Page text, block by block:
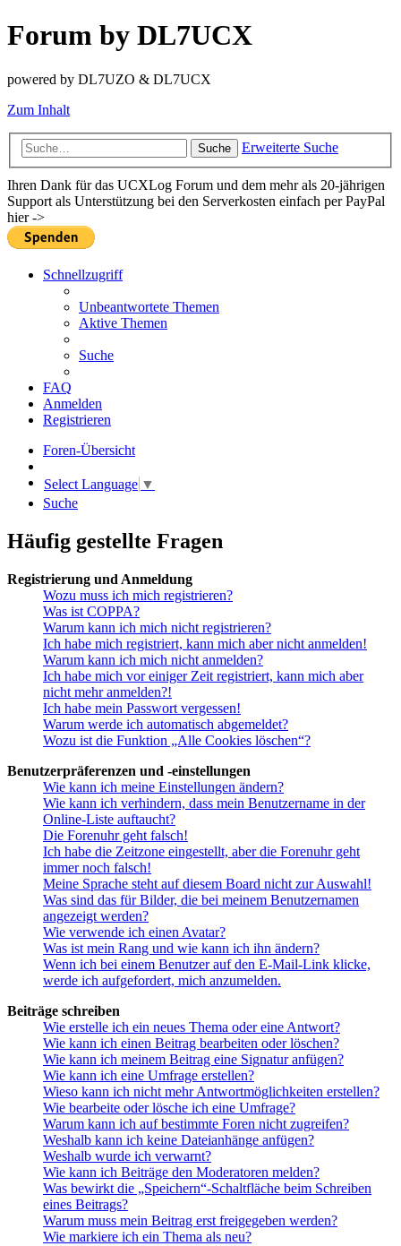
Forum by DL7UCX
powered by DL7UZO & DL7UCX
Zum Inhalt
Suche Erweiterte Suche
Ihren Dank für das UCXLog Forum und dem mehr als 20-jährigen
Support als Unterstützung bei den Serverkosten einfach per PayPal
hier ->
Schnellzugriff
Unbeantwortete Themen
Aktive Themen
Suche
FAQ
Anmelden
Registrieren
Foren-Übersicht
Select Language ▼
Suche
Häufig gestellte Fragen
Registrierung und Anmeldung
Wozu muss ich mich registrieren?
Was ist COPPA?
Warum kann ich mich nicht registrieren?
Ich habe mich registriert, kann mich aber nicht anmelden!
Warum kann ich mich nicht anmelden?
Ich habe mich vor einiger Zeit registriert, kann mich aber
nicht mehr anmelden?!
Ich habe mein Passwort vergessen!
Warum werde ich automatisch abgemeldet?
Wozu ist die Funktion „Alle Cookies löschen“?
Benutzerpräferenzen und -einstellungen
Wie kann ich meine Einstellungen ändern?
Wie kann ich verhindern, dass mein Benutzername in der
Online-Liste auftaucht?
Die Forenuhr geht falsch!
Ich habe die Zeitzone eingestellt, aber die Forenuhr geht
immer noch falsch!
Meine Sprache steht auf diesem Board nicht zur Auswahl!
Was sind das für Bilder, die bei meinem Benutzernamen
angezeigt werden?
Wie verwende ich einen Avatar?
Was ist mein Rang und wie kann ich ihn ändern?
Wenn ich bei einem Benutzer auf den E-Mail-Link klicke,
werde ich aufgefordert, mich anzumelden.
Beiträge schreiben
Wie erstelle ich ein neues Thema oder eine Antwort?
Wie kann ich einen Beitrag bearbeiten oder löschen?
Wie kann ich meinem Beitrag eine Signatur anfügen?
Wie kann ich eine Umfrage erstellen?
Wieso kann ich nicht mehr Antwortmöglichkeiten erstellen?
Wie bearbeite oder lösche ich eine Umfrage?
Warum kann ich auf bestimmte Foren nicht zugreifen?
Weshalb kann ich keine Dateianhänge anfügen?
Weshalb wurde ich verwarnt?
Wie kann ich Beiträge den Moderatoren melden?
Was bewirkt die „Speichern“-Schaltfläche beim Schreiben
eines Beitrags?
Warum muss mein Beitrag erst freigegeben werden?
Wie markiere ich ein Thema als neu?